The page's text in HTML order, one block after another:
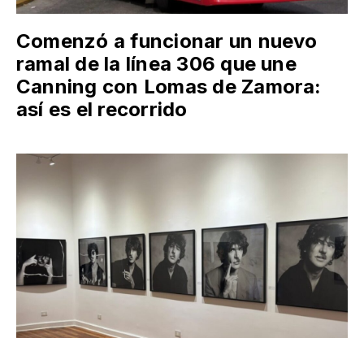
Comenzó a funcionar un nuevo
ramal de la línea 306 que une
Canning con Lomas de Zamora:
así es el recorrido